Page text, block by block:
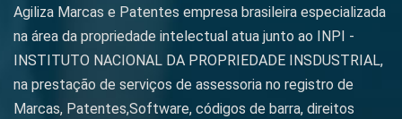
Agiliza Marcas e Patentes empresa brasileira especializada
na área da propriedade intelectual atua junto ao INPI -
INSTITUTO NACIONAL DA PROPRIEDADE INSDUSTRIAL,
na prestação de serviços de assessoria no registro de
Marcas, Patentes,Software, códigos de barra, direitos